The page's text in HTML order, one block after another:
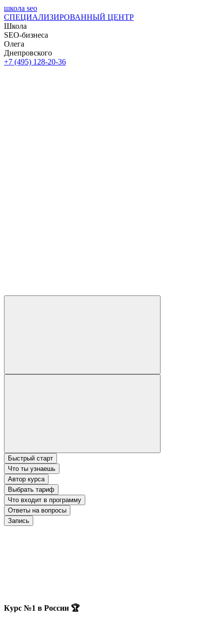
школа seo
СПЕЦИАЛИЗИРОВАННЫЙ ЦЕНТР
Школа
SEO-бизнеса
Олега
Днепровского
+7 (495) 128-20-36
Быстрый старт
Что ты узнаешь
Автор курса
Выбрать тариф
Что входит в программу
Ответы на вопросы
Запись
Курс №1 в России 🏆